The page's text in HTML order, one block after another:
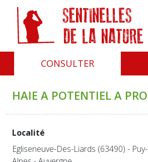
CONSULTER
HAIE A POTENTIEL A
Localité
Egliseneuve-Des-Liards (63490) -
Panneau de gestion des cookies